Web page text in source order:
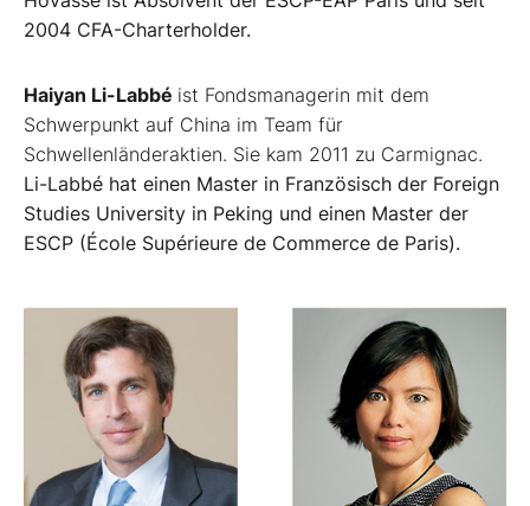
2004 CFA-Charterholder.
Haiyan Li-Labbé ist Fondsmanagerin mit dem
Schwerpunkt auf China im Team für
Schwellenländeraktien. Sie kam 2011 zu Carmignac.
Li-Labbé hat einen Master in Französisch der Foreign
Studies University in Peking und einen Master der
ESCP (École Supérieure de Commerce de Paris).